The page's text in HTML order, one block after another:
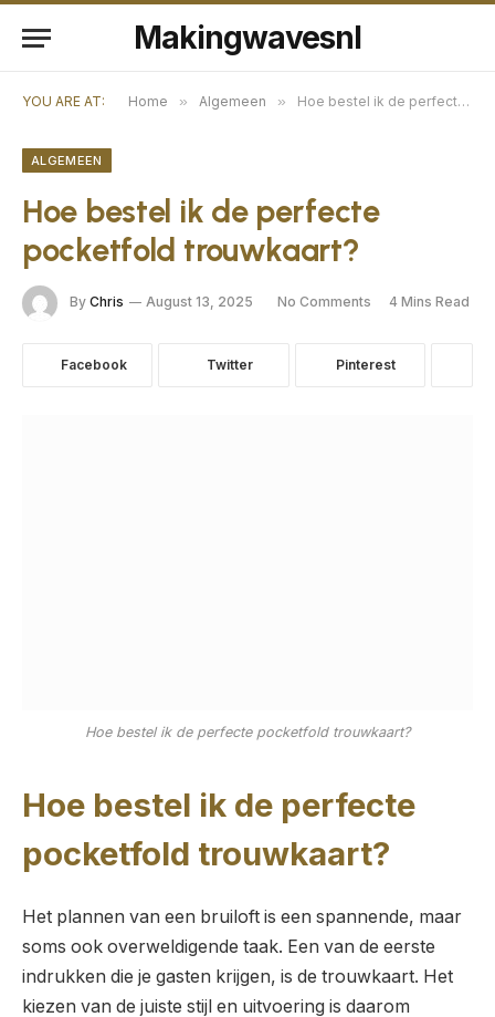
Makingwavesnl
YOU ARE AT: Home » Algemeen » Hoe bestel ik de perfecte pocketfold trouwkaart?
ALGEMEEN
Hoe bestel ik de perfecte
pocketfold trouwkaart?
By Chris August 13, 2025 No Comments 4 Mins Read
Facebook Twitter Pinterest
Hoe bestel ik de perfecte pocketfold trouwkaart?
Hoe bestel ik de perfecte
pocketfold trouwkaart?
Het plannen van een bruiloft is een spannende, maar
soms ook overweldigende taak. Een van de eerste
indrukken die je gasten krijgen, is de trouwkaart. Het
kiezen van de juiste stijl en uitvoering is daarom